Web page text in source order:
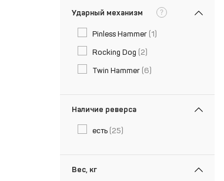
Ударный механизм ?
Pinless Hammer (1)
Rocking Dog (2)
Twin Hammer (6)
Наличие реверса
есть (25)
Вес, кг